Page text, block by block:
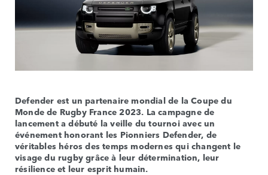
Defender est un partenaire mondial de la Coupe du
Monde de Rugby France 2023. La campagne de
lancement a débuté la veille du tournoi avec un
événement honorant les Pionniers Defender, de
véritables héros des temps modernes qui changent le
visage du rugby grâce à leur détermination, leur
résilience et leur esprit humain.